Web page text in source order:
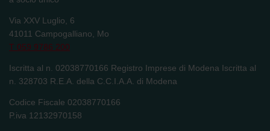
Via XXV Luglio, 6
41011 Campogalliano, Mo
T 059 9786 200
Iscritta al n. 02038770166 Registro Imprese di Modena Iscritta al
n. 328703 R.E.A. della C.C.I.A.A. di Modena
Codice Fiscale 02038770166
P.iva 12132970158